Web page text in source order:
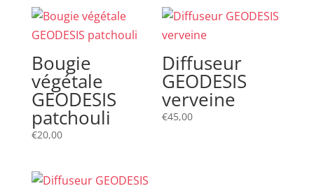
Bougie
végétale
GEODESIS
patchouli
€20,00
Diffuseur
GEODESIS
verveine
€45,00